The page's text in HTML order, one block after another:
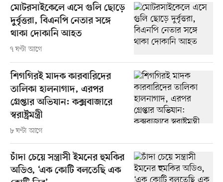
মোটরসাইকেলে এসে গুলি ছোড়ে
দুর্বৃত্তরা, বিএনপি নেতার সঙ্গে
থাকা দোকানি আহত
৭ ঘণ্টা আগে
শিগগিরই মাদক কারবারিদের
তালিকা হালনাগাদ, এরপর
গ্রেপ্তার অভিযান: কক্সবাজারে
স্বরাষ্ট্রমন্ত্রী
৮ ঘণ্টা আগে
চাঁদা চেয়ে সন্ত্রাসী ইমনের হুমকির
অডিও, ‘এক কোটি বলতেছি এক